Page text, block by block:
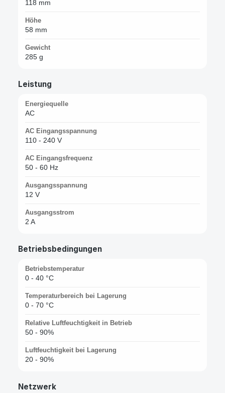
118 mm
Höhe
58 mm
Gewicht
285 g
Leistung
Energiequelle
AC
AC Eingangsspannung
110 - 240 V
AC Eingangsfrequenz
50 - 60 Hz
Ausgangsspannung
12 V
Ausgangsstrom
2 A
Betriebsbedingungen
Betriebstemperatur
0 - 40 °C
Temperaturbereich bei Lagerung
0 - 70 °C
Relative Luftfeuchtigkeit in Betrieb
50 - 90%
Luftfeuchtigkeit bei Lagerung
20 - 90%
Netzwerk